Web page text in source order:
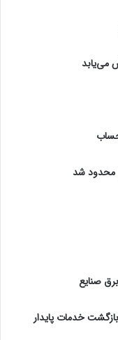
می‌یابد
محدود شد
خدمات پایدار